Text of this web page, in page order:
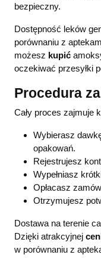
bezpieczny.
Dostępność leków
porównaniu z
możesz kupić
oczekiwać przesyłki
Procedura
Cały proces zajmuje
Wybierasz
opakowań.
Rejestrujesz
Wypełniasz
Opłacasz
Otrzymujesz
Dostawa na terenie
Dzięki atrakcyjnej
w porównaniu z